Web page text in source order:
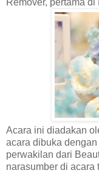
Remover, pertama di
Acara ini diadakan
acara dibuka
perwakilan dari
narasumber di acara